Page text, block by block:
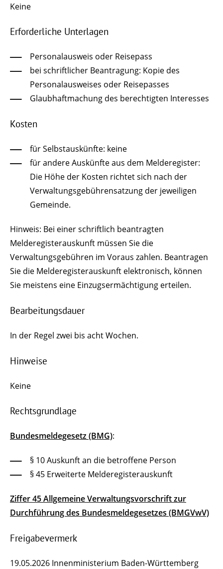
Keine
Erforderliche Unterlagen
Personalausweis oder Reisepass
bei schriftlicher Beantragung: Kopie des
Personalausweises oder Reisepasses
Glaubhaftmachung des berechtigten Interesses
Kosten
für Selbstauskünfte: keine
für andere Auskünfte aus dem Melderegister:
Die Höhe der Kosten richtet sich nach der
Verwaltungsgebührensatzung der jeweiligen
Gemeinde.
Hinweis: Bei einer schriftlich beantragten
Melderegisterauskunft müssen Sie die
Verwaltungsgebühren im Voraus zahlen. Beantragen
Sie die Melderegisterauskunft elektronisch, können
Sie meistens eine Einzugsermächtigung erteilen.
Bearbeitungsdauer
In der Regel zwei bis acht Wochen.
Hinweise
Keine
Rechtsgrundlage
Bundesmeldegesetz (BMG):
§ 10 Auskunft an die betroffene Person
§ 45 Erweiterte Melderegisterauskunft
Ziffer 45 Allgemeine Verwaltungsvorschrift zur
Durchführung des Bundesmeldegesetzes (BMGVwV)
Freigabevermerk
19.05.2026 Innenministerium Baden-Württemberg